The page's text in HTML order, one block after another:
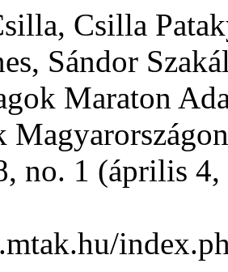
Csilla
Sándor
Maraton
no. 1 (április 4,